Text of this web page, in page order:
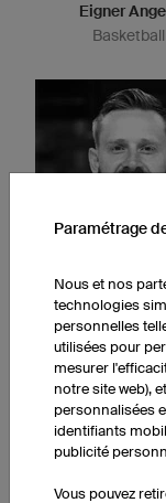
Eigner
Basketball
Brûleurs de
Hockey sur
Paramétrage
Nous et nos
technologies
personnelles
utilisées pour
mesurer
notre site web),
personnalisées
identifiants
publicité
Vous pouvez